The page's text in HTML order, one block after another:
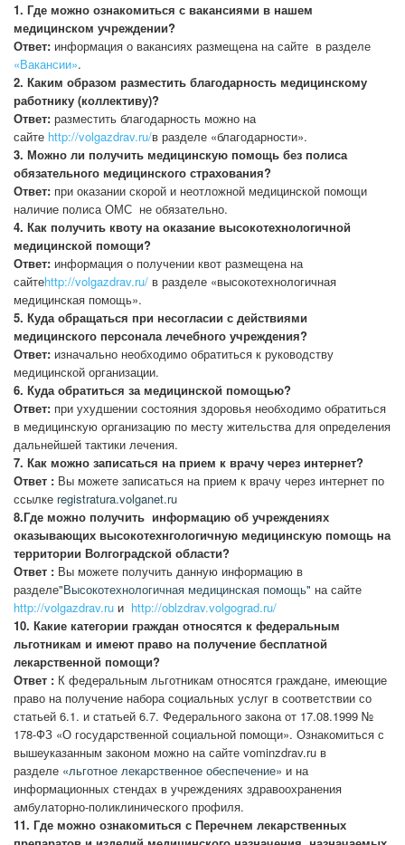
1. Где можно ознакомиться с вакансиями в нашем
медицинском учреждении?
Ответ: информация о вакансиях размещена на сайте в разделе
«Вакансии».
2. Каким образом разместить благодарность медицинскому
работнику (коллективу)?
Ответ: разместить благодарность можно на
сайте http://volgazdrav.ru/в разделе «благодарности».
3. Можно ли получить медицинскую помощь без полиса
обязательного медицинского страхования?
Ответ: при оказании скорой и неотложной медицинской помощи
наличие полиса ОМС не обязательно.
4. Как получить квоту на оказание высокотехнологичной
медицинской помощи?
Ответ: информация о получении квот размещена на
сайтеhttp://volgazdrav.ru/ в разделе «высокотехнологичная
медицинская помощь».
5. Куда обращаться при несогласии с действиями
медицинского персонала лечебного учреждения?
Ответ: изначально необходимо обратиться к руководству
медицинской организации.
6. Куда обратиться за медицинской помощью?
Ответ: при ухудшении состояния здоровья необходимо обратиться
в медицинскую организацию по месту жительства для определения
дальнейшей тактики лечения.
7. Как можно записаться на прием к врачу через интернет?
Ответ : Вы можете записаться на прием к врачу через интернет по
ссылке registratura.volganet.ru
8.Где можно получить информацию об учреждениях
оказывающих высокотехнгологичную медицинскую помощь на
территории Волгоградской области?
Ответ : Вы можете получить данную информацию в
разделе"Высокотехнологичная медицинская помощь" на сайте
http://volgazdrav.ru и http://oblzdrav.volgograd.ru/
10. Какие категории граждан относятся к федеральным
льготникам и имеют право на получение бесплатной
лекарственной помощи?
Ответ : К федеральным льготникам относятся граждане, имеющие
право на получение набора социальных услуг в соответствии со
статьей 6.1. и статьей 6.7. Федерального закона от 17.08.1999 №
178-ФЗ «О государственной социальной помощи». Ознакомиться с
вышеуказанным законом можно на сайте vominzdrav.ru в
разделе «льготное лекарственное обеспечение» и на
информационных стендах в учреждениях здравоохранения
амбулаторно-поликлинического профиля.
11. Где можно ознакомиться с Перечнем лекарственных